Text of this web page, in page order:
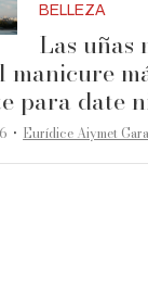
BELLEZA
Las uñas
manicure
para date
·Eurídice Aiymet